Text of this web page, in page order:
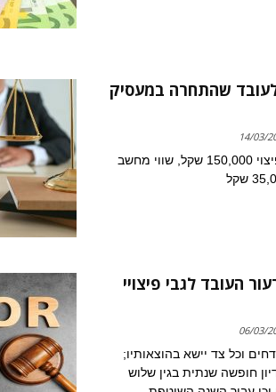
לעובד שהתחרה במעסיק
14/03/
בנוסף ישלם העובד למעסיק פיצוי 150,000 שקל, שווי מחשב
העובד לגבי פיצויי
06/03/
וכל צד יישא בהוצאותיו;
חופשה שנתית בגין שלוש